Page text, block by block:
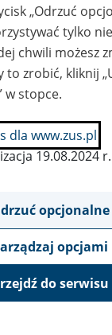
pozycje bazy
DOMIK Sp. z
„Odrzuć
tylko
chwili możesz
to zrobić, kliknij
w stopce.
dla www.zus.pl
19.08.2024 r.
opcjonalne
opcjami
do serwisu